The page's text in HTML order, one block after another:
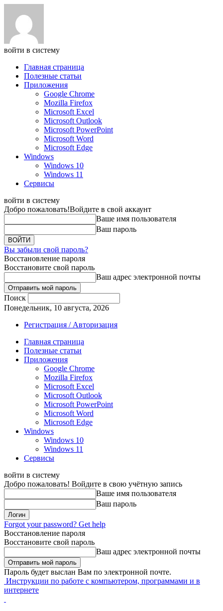
войти в систему
Главная страница
Полезные статьи
Приложения
Google Chrome
Mozilla Firefox
Microsoft Excel
Microsoft Outlook
Microsoft PowerPoint
Microsoft Word
Microsoft Edge
Windows
Windows 10
Windows 11
Сервисы
войти в систему
Добро пожаловать!Войдите в свой аккаунт
Ваше имя пользователя
Ваш пароль
Вы забыли свой пароль?
Восстановление пароля
Восстановите свой пароль
Ваш адрес электронной почты
Поиск
Понедельник, 10 августа, 2026
Регистрация / Авторизация
Главная страница
Полезные статьи
Приложения
Google Chrome
Mozilla Firefox
Microsoft Excel
Microsoft Outlook
Microsoft PowerPoint
Microsoft Word
Microsoft Edge
Windows
Windows 10
Windows 11
Сервисы
войти в систему
Добро пожаловать! Войдите в свою учётную запись
Ваше имя пользователя
Ваш пароль
Forgot your password? Get help
Восстановление пароля
Восстановите свой пароль
Ваш адрес электронной почты
Пароль будет выслан Вам по электронной почте.
Инструкции по работе с компьютером, программами и в
интернете